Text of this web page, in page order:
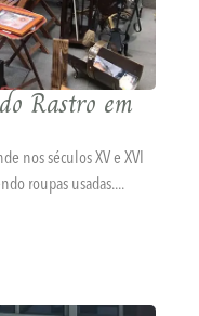
Rastro em
nos séculos XV e XVI
roupas usadas....